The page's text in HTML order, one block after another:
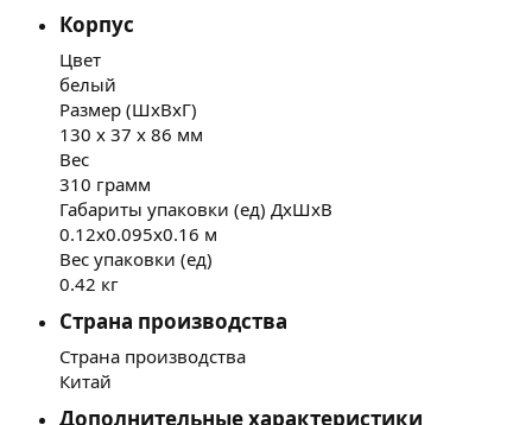
Корпус​
Цвет
белый
Размер (ШхВхГ)
130 х 37 х 86 мм
Вес
310 грамм
Габариты упаковки (ед) ДхШхВ
0.12x0.095x0.16 м
Вес упаковки (ед)
0.42 кг
Страна производства​
Страна производства
Китай
Дополнительные характеристики​